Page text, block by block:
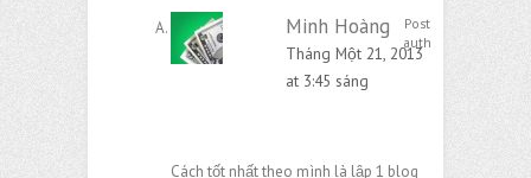
Minh Hoàng
Post
author
Tháng Một 21, 2013
at 3:45 sáng
Cách tốt nhất theo mình là lập 1 blog